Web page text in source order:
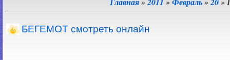
БЕГЕМОТ смотреть онлайн